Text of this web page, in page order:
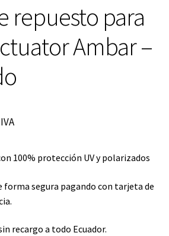
repuesto para
Ambar –
100% protección UV y polarizados
forma segura pagando con tarjeta de
recargo a todo Ecuador.